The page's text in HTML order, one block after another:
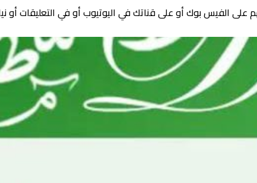
الفيس بوك أو على قناتك في اليوتيوب أو في التعليقات أو